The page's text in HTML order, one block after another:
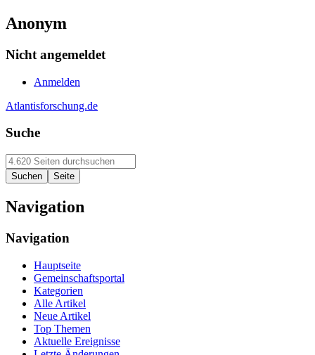
Anonym
Nicht angemeldet
Anmelden
Atlantisforschung.de
Suche
Navigation
Navigation
Hauptseite
Gemeinschaftsportal
Kategorien
Alle Artikel
Neue Artikel
Top Themen
Aktuelle Ereignisse